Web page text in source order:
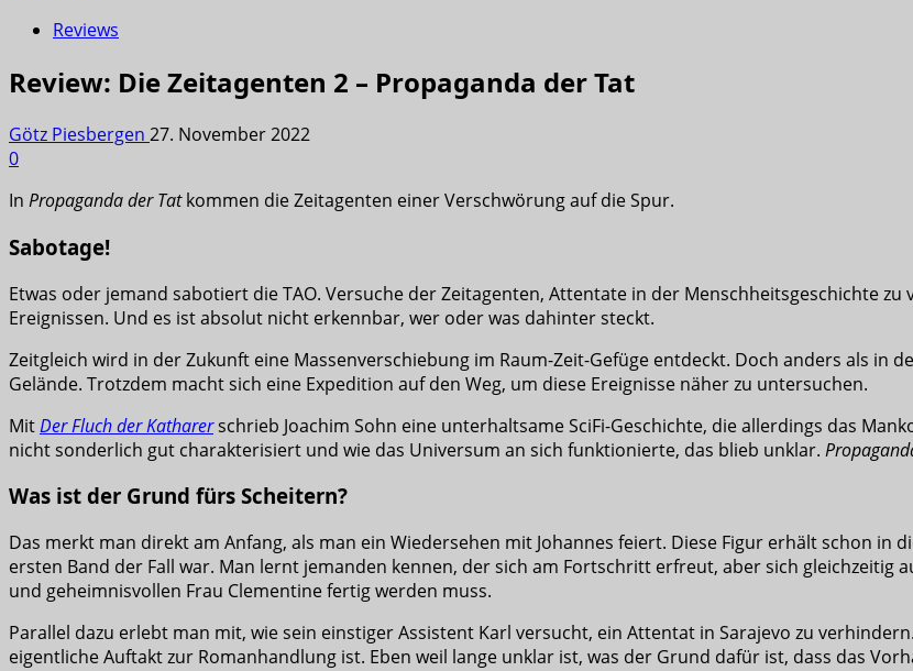
Reviews
Review: Die Zeitagenten 2 – Propaganda der Tat
Götz Piesbergen 27. November 2022
0
In Propaganda der Tatkommen die Zeitagenten einer Verschwörung auf die Spur.
Sabotage!
Etwas oder jemand sabotiert die TAO. Versuche der Zeitagenten, Attentate in der Menschheitsgeschichte
Ereignissen. Und es ist absolut nicht erkennbar, wer oder was dahinter steckt.
Zeitgleich wird in der Zukunft eine Massenverschiebung im Raum-Zeit-Gefüge entdeckt. Doch anders als in
Gelände. Trotzdem macht sich eine Expedition auf den Weg, um diese Ereignisse näher zu untersuchen.
MitDer Fluch der Katharerschrieb Joachim Sohn eine unterhaltsame SciFi-Geschichte, die allerdings das
nicht sonderlich gut charakterisiert und wie das Universum an sich funktionierte, das blieb unklar.
Was ist der Grund fürs Scheitern?
Das merkt man direkt am Anfang, als man ein Wiedersehen mit Johannes feiert. Diese Figur erhält schon in
ersten Band der Fall war. Man lernt jemanden kennen, der sich am Fortschritt erfreut, aber sich
und geheimnisvollen Frau Clementine fertig werden muss.
Parallel dazu erlebt man mit, wie sein einstiger Assistent Karl versucht, ein Attentat in Sarajevo zu
eigentliche Auftakt zur Romanhandlung ist. Eben weil lange unklar ist, was der Grund dafür ist, dass das